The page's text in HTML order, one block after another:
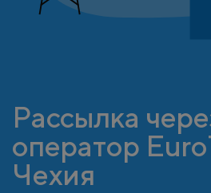
Рассылка
оператор
Чехия